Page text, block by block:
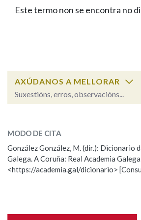
FIGURAS
PORTAL
Facebook
TwitterYoutubeInstagram
Bluesky
BUSCAR NOS LEMAS
Remata por
BUSCAR NO CONTIDO
Nas definicións
Este termo non se encontra no
AXÚDANOS A MELLORAR
Suxestións, erros, observacións...
Observación
Nome
MODO DE CITA
González González, M. (dir.): Dicionario
Galega. A Coruña: Real Academia
<https://academia.gal/dicionario>